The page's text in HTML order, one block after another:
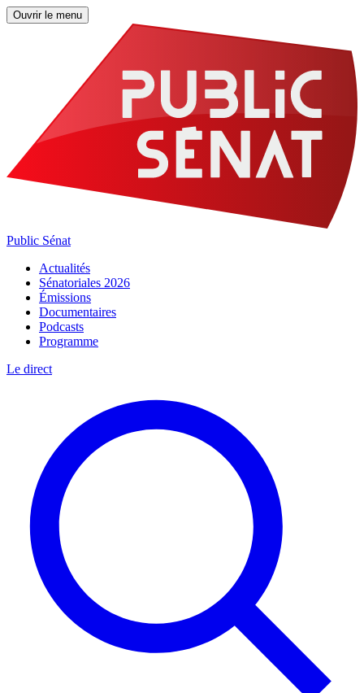
Ouvrir le menu
Public Sénat
Actualités
Sénatoriales 2026
Émissions
Documentaires
Podcasts
Programme
Le direct